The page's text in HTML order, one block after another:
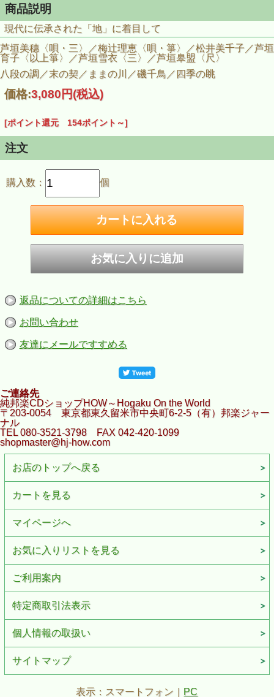
商品説明
現代に伝承された「地」に着目して
芦垣美穗〈唄・三〉／梅辻理恵〈唄・箏〉／松井美千子／芦垣
育子〈以上箏〉／芦垣雪衣〈三〉／芦垣皋盟〈尺〉
八段の調／末の契／ままの川／磯千鳥／四季の眺
価格:3,080円(税込)
[ポイント還元 154ポイント～]
注文
購入数： 個
返品についての詳細はこちら
お問い合わせ
友達にメールですすめる
ご連絡先
純邦楽CDショップHOW～Hogaku On the World
〒203-0054 東京都東久留米市中央町6-2-5（有）邦楽ジャー
ナル
TEL 080-3521-3798 FAX 042-420-1099
shopmaster@hj-how.com
お店のトップへ戻る
カートを見る
マイページへ
お気に入りリストを見る
ご利用案内
特定商取引法表示
個人情報の取扱い
サイトマップ
表示：スマートフォン｜ PC